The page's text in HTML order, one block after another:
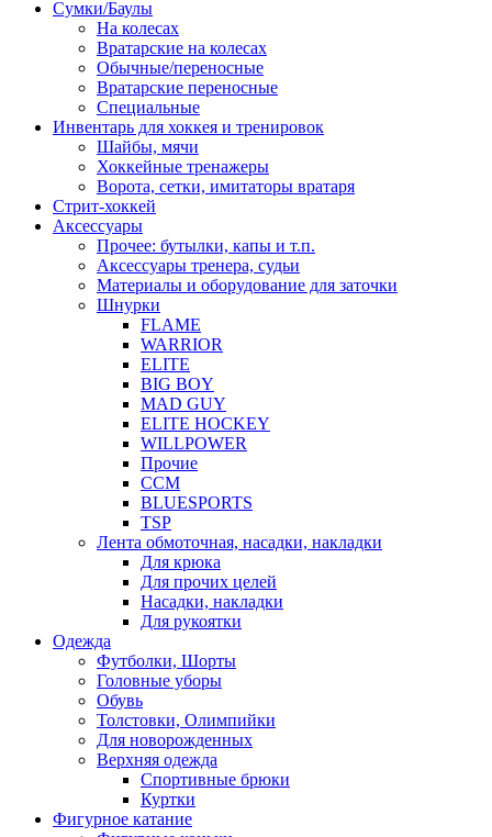
Сумки/Баулы
На колесах
Вратарские на колесах
Обычные/переносные
Вратарские переносные
Специальные
Инвентарь для хоккея и тренировок
Шайбы, мячи
Хоккейные тренажеры
Ворота, сетки, имитаторы вратаря
Стрит-хоккей
Аксессуары
Прочее: бутылки, капы и т.п.
Аксессуары тренера, судьи
Материалы и оборудование для заточки
Шнурки
FLAME
WARRIOR
ELITE
BIG BOY
MAD GUY
ELITE HOCKEY
WILLPOWER
Прочие
CCM
BLUESPORTS
TSP
Лента обмоточная, насадки, накладки
Для крюка
Для прочих целей
Насадки, накладки
Для рукоятки
Одежда
Футболки, Шорты
Головные уборы
Обувь
Толстовки, Олимпийки
Для новорожденных
Верхняя одежда
Спортивные брюки
Куртки
Фигурное катание